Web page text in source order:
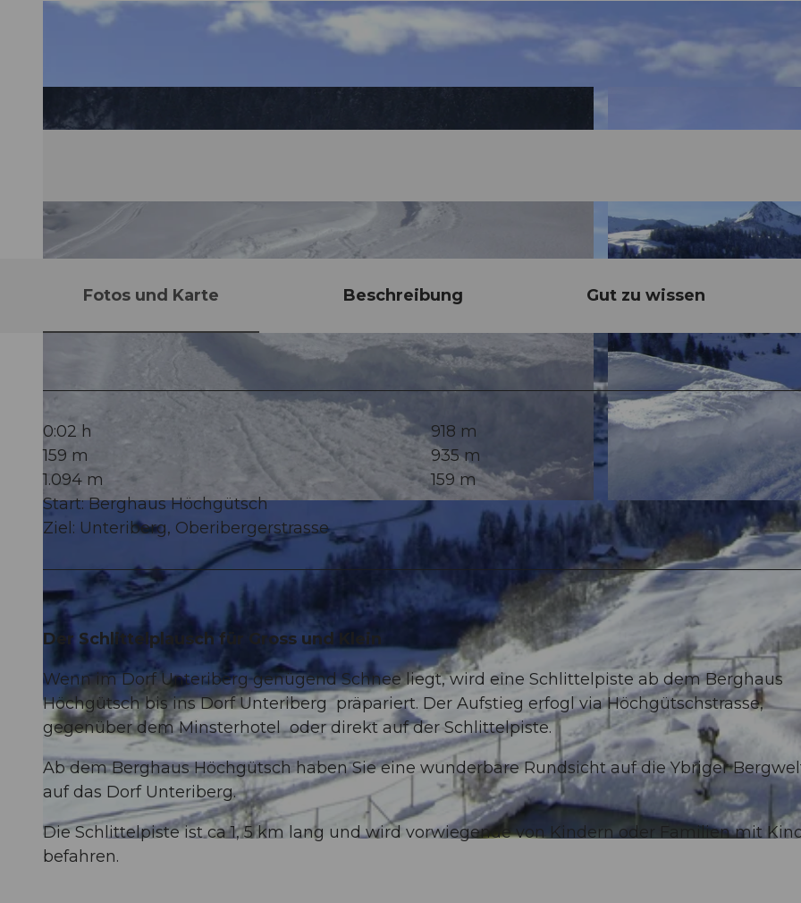
© Ybrig Tourismus
Fotos und Karte Beschreibung Gut zu wissen
0:02 h
918 m
159 m
935 m
1.094 m
159 m
Start: Berghaus Höchgütsch
Ziel: Unteriberg, Oberibergerstrasse
Der Schlittelplausch für Gross und Klein
Wenn im Dorf Unteriberg genügend Schnee liegt, wird eine Schlittelpiste ab dem Berghaus
Höchgütsch bis ins Dorf Unteriberg präpariert. Der Aufstieg erfogl via Höchgütschstrasse,
gegenüber dem Minsterhotel oder direkt auf der Schlittelpiste.
Ab dem Berghaus Höchgütsch haben Sie eine wunderbare Rundsicht auf die Ybriger
auf das Dorf Unteriberg.
Die Schlittelpiste ist ca 1, 5 km lang und wird vorwiegende von Kindern oder Familien mit
befahren.